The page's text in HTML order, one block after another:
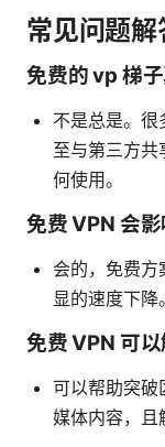
常见问题解
免费的 vp 梯子
不是总是。
至与第三方共
何使用。
免费 VPN 会影
会的，免费方
显的速度下降。
免费 VPN 可以
可以帮助突破
媒体内容，且